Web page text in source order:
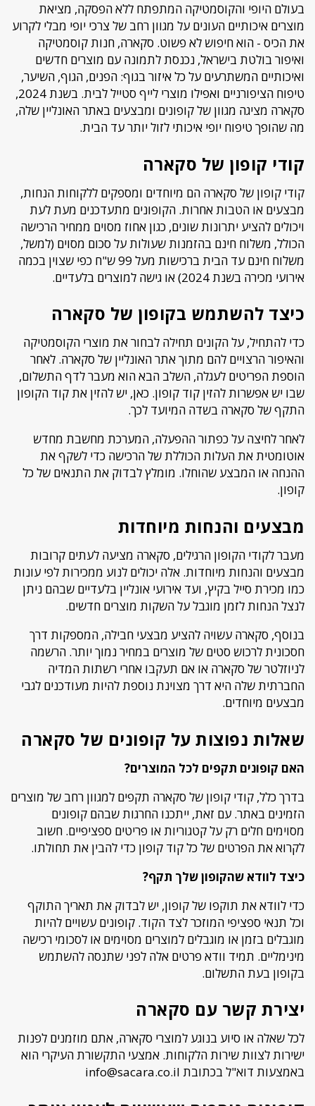
בעולם היופי והקוסמטיקה המתפתח ללא הפסקה, מציאת
מוצרים איכותיים העונים על מגוון רחב של צרכי יופי מבלי לקרוע
את הכיס - הוא חיפוש לא פשוט. סקארה, חנות קוסמטיקה
ואיפור בולטת בישראל, נכנסת לתמונה עם מוצרים חדשים
ואיכותיים המשתרעים על כל איזור בגוף: הפנים, הגוף, השיער,
טיפוח הציפורניים ואפילו מוצרי לייף סטייל לבית. בשנת 2024,
סקארה מציגה מגוון של קופונים ומבצעים באתר האונליין שלה,
מה שהופך טיפוח יופי איכותי לזול יותר עד הבית.
קודי קופון של סקארה
קודי קופון של סקארה הם מיוחדים ומספקים ללקוחות הנחות,
מבצעים או הטבות אחרות. הקופונים מתעדכנים מעת לעת
ויכולים להציע יתרונות שונים, כגון אחוז מסוים ממחיר הרכישה
הכולל, משלוח חינם בהזמנות שעולות על סכום מסוים (למשל,
משלוח חינם עד הבית ברכישות מעל 99 ש"ח כפי שצוין בכמה
אירועי מכירה בשנת 2024) או גישה למוצרים בלעדיים.
כיצד להשתמש בקופון של סקארה
כדי להתחיל, על הקונים תחילה לבחור את מוצרי הקוסמטיקה
והאיפור הרצויים להם מתוך אתר האונליין של סקארה. לאחר
הוספת הפריטים לעגלה, השלב הבא הוא מעבר לדף התשלום,
שבו יש אפשרות להזין קוד קופון. כאן, יש להזין את קוד הקופון
התקף של סקארה בשדה המיועד לכך.
לאחר לחיצה על כפתור ההפעלה, המערכת מחשבת מחדש
אוטומטית את העלות הכוללת של הרכישה כדי לשקף את
ההנחה או המבצע שהוחלו. מומלץ לבדוק את התנאים של כל
קופון.
מבצעים והנחות מיוחדות
מעבר לקודי הקופון הרגילים, סקארה מציעה לעתים קרובות
מבצעים והנחות מיוחדות. אלה יכולים לנוע ממכירות לפי עונות
כמו מכירת סייל בקיץ, ועד אירועי אונליין בלעדיים שבהם ניתן
לנצל הנחות לזמן מוגבל על השקות מוצרים חדשים.
בנוסף, סקארה עשויה להציע מבצעי חבילה, המספקות דרך
חסכונית לרכוש סטים של מוצרים במחיר נמוך יותר. הרשמה
לניוזלטר של סקארה או אם תעקבו אחרי רשתות המדיה
החברתית שלה היא דרך מצוינת נוספת להיות מעודכנים לגבי
מבצעים מיוחדים.
שאלות נפוצות על קופונים של סקארה
האם קופונים תקפים לכל המוצרים?
בדרך כלל, קודי קופון של סקארה תקפים למגוון רחב של מוצרים
הזמינים באתר. עם זאת, ייתכנו החרגות שבהם קופונים
מסוימים חלים רק על קטגוריות או פריטים ספציפיים. חשוב
לקרוא את הפרטים של כל קוד קופון כדי להבין את תחולתו.
כיצד לוודא שהקופון שלך תקף?
כדי לוודא את תוקפו של קופון, יש לבדוק את תאריך התוקף
וכל תנאי ספציפי המוזכר לצד הקוד. קופונים עשויים להיות
מוגבלים בזמן או מוגבלים למוצרים מסוימים או לסכומי רכישה
מינימליים. תמיד וודא פרטים אלה לפני שתנסה להשתמש
בקופון בעת התשלום.
יצירת קשר עם סקארה
לכל שאלה או סיוע בנוגע למוצרי סקארה, אתם מוזמנים לפנות
ישירות לצוות שירות הלקוחות. אמצעי התקשורת העיקרי הוא
באמצעות דוא"ל בכתובת info@sacara.co.il